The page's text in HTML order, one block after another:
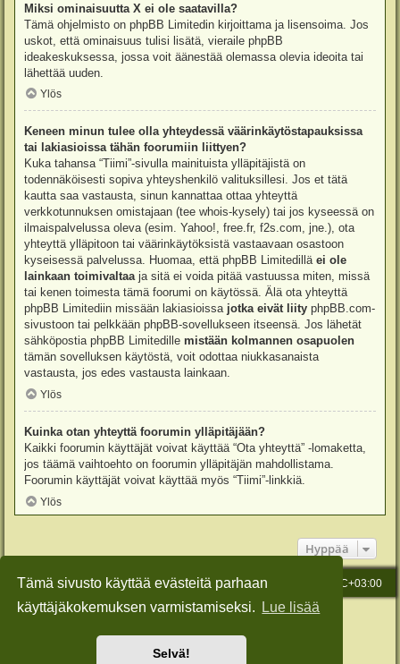
Tämä sivusto käyttää evästeitä parhaan
käyttäjäkokemuksen varmistamiseksi.
Lue lisää
Selvä!
Miksi ominaisuutta X ei ole saatavilla?
Tämä ohjelmisto on phpBB Limitedin kirjoittama ja lisensoima. Jos
uskot, että ominaisuus tulisi lisätä, vieraile phpBB
ideakeskuksessa , jossa voit äänestää olemassa olevia ideoita tai
lähettää uuden.
Ylös
Keneen minun tulee olla yhteydessä väärinkäytöstapauksissa
tai lakiasioissa tähän foorumiin liittyen?
Kuka tahansa “Tiimi”-sivulla mainituista ylläpitäjistä on
todennäköisesti sopiva yhteyshenkilö valituksillesi. Jos et tätä
kautta saa vastausta, sinun kannattaa ottaa yhteyttä
verkkotunnuksen omistajaan (tee whois-kysely) tai jos kyseessä on
ilmaispalvelussa oleva (esim. Yahoo!, free.fr, f2s.com, jne.), ota
yhteyttä ylläpitoon tai väärinkäytöksistä vastaavaan osastoon
kyseisessä palvelussa. Huomaa, että phpBB Limitedillä ei ole
lainkaan toimivaltaaja sitä ei voida pitää vastuussa miten, missä
tai kenen toimesta tämä foorumi on käytössä. Älä ota yhteyttä
phpBB Limitediin missään lakiasioissa jotka eivät liity phpBB.com-
sivustoon tai pelkkään phpBB-sovellukseen itseensä. Jos lähetät
sähköpostia phpBB Limitedille mistään kolmannen osapuolen
tämän sovelluksen käytöstä, voit odottaa niukkasanaista
vastausta, jos edes vastausta lainkaan.
Ylös
Kuinka otan yhteyttä foorumin ylläpitäjään?
Kaikki foorumin käyttäjät voivat käyttää “Ota yhteyttä” -lomaketta,
jos täämä vaihtoehto on foorumin ylläpitäjän mahdollistama.
Foorumin käyttäjät voivat käyttää myös “Tiimi”-linkkiä.
Ylös
Hyppää
Etusivu Kaikki ajat ovat UTC+03:00
Viesti Ylläpidolle
Keskustelufoorumin ohjelmistophpBB® Forum Software © phpBB Limited